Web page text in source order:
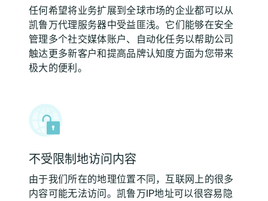
任何希望将业务扩展到全球市场的企业都可以从
凯鲁万代理服务器中受益匪浅。它们能够在安全
管理多个社交媒体账户、自动化任务以帮助公司
触达更多新客户和提高品牌认知度方面为您带来
极大的便利。
不受限制地访问内容
由于我们所在的地理位置不同，互联网上的很多
内容可能无法访问。凯鲁万IP地址可以很容易隐